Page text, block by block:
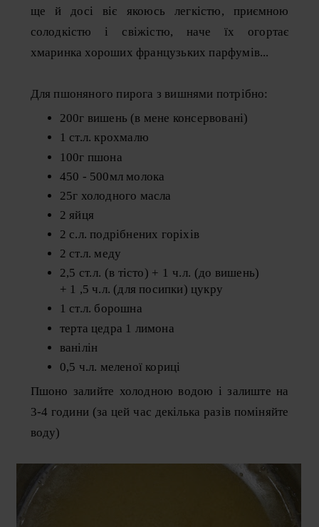
ще й досі віє якоюсь легкістю, приємною
солодкістю і свіжістю, наче їх огортає
хмаринка хороших французьких парфумів...
Для пшоняного пирога з вишнями потрібно:
200г вишень (в мене консервовані)
1 ст.л. крохмалю
100г пшона
450 - 500мл молока
25г холодного масла
2 яйця
2 с.л. подрібнених горіхів
2 ст.л. меду
2,5 ст.л. (в тісто) + 1 ч.л. (до вишень)
+ 1 ,5 ч.л. (для посипки) цукру
1 ст.л. борошна
терта цедра 1 лимона
ванілін
0,5 ч.л. меленої кориці
Пшоно залийте холодною водою і залиште на
3-4 години (за цей час декілька разів поміняйте
воду)